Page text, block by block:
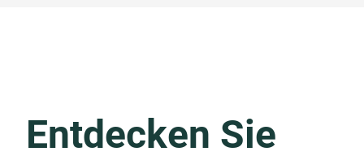
Entdecken Sie